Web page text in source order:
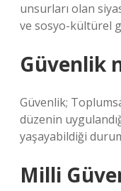
unsurları olan
ve sosyo-kültürel
Güvenlik
Güvenlik;
düzenin
yaşayabildiği
Milli